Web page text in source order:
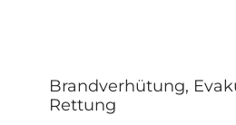
Brandverhütung,
Rettung